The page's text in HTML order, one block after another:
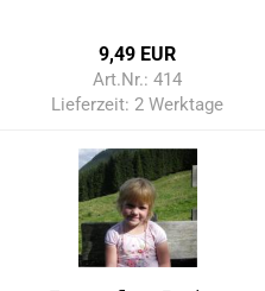
9,49 EUR
Art.Nr.: 414
Lieferzeit:2 Werktage